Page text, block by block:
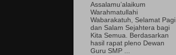
Assalamu’alaikum
Warahmatullahi
Wabarakatuh, Selamat Pagi
dan Salam Sejahtera bagi
Kita Semua. Berdasarkan
hasil rapat pleno Dewan
Guru SMP ...